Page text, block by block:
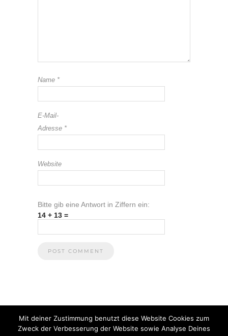
Name *
E-Mail-
Adresse *
Website
Bitte gib eine Antwort in Ziffern ein:
14 + 13 =
Mit deiner Zustimmung benutzt diese Website Cookies zum
Zweck der Verbesserung der Website sowie Analyse Deines